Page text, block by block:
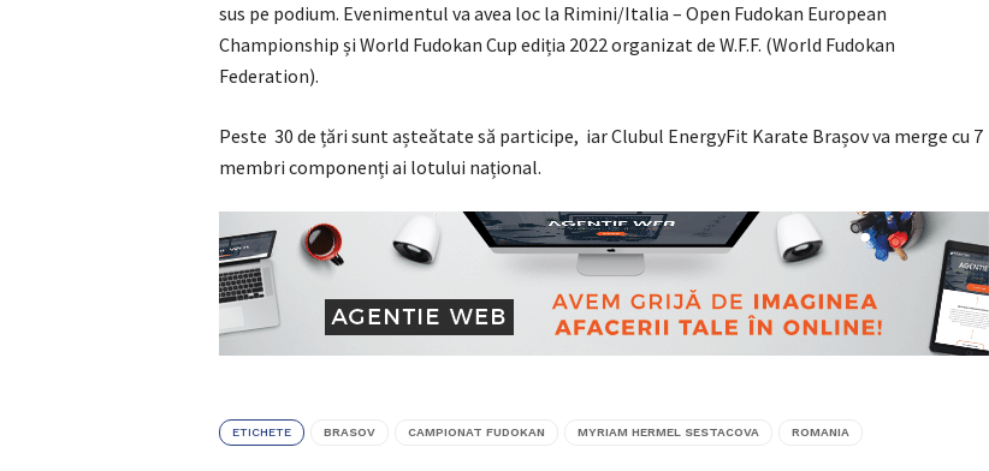
sus pe podium. Evenimentul va avea loc la Rimini/Italia – Open Fudokan European
Championship și World Fudokan Cup ediția 2022 organizat de W.F.F. (World Fudokan
Federation).
Peste 30 de țări sunt așteătate să participe, iar Clubul EnergyFit Karate Brașov va merge cu 7
membri componenți ai lotului național.
ETICHETE BRASOV CAMPIONAT FUDOKAN MYRIAM HERMEL SESTACOVA ROMANIA